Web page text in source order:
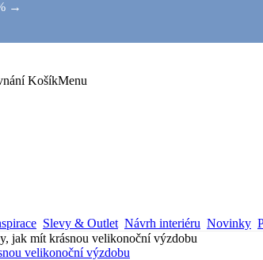
→
KošíkMenu
Slevy & Outlet Návrh interiéru Novinky
jak mít krásnou velikonoční výzdobu
velikonoční výzdobu